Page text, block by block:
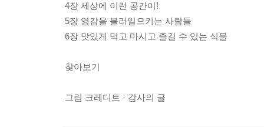
4장 세상에 이런 공간이!
5장 영감을 불러일으키는 사람들
6장 맛있게 먹고 마시고 즐길 수 있는 식물
찾아보기
그림 크레디트 · 감사의 글